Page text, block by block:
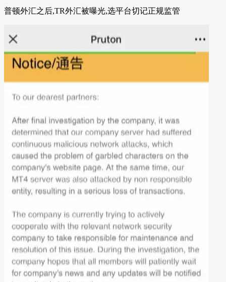
普顿外汇之后,TR外汇被曝光,选平台切记正规监管